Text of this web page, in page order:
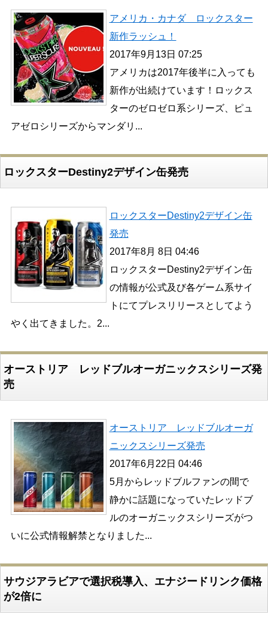
アメリカ・カナダ ロックスター
新作ラッシュ！
2017年9月13日 07:25
アメリカは2017年後半に入っても
新作が出続けています！ロックス
ターのゼロゼロ系シリーズ、ピュ
アゼロシリーズからマンダリ...
ロックスターDestiny2デザイン缶発売
ロックスターDestiny2デザイン缶
発売
2017年8月 8日 04:46
ロックスターDestiny2デザイン缶
の情報が公式及び各ゲーム系サイ
トにてプレスリリースとしてよう
やく出てきました。2...
オーストリア レッドブルオーガニックスシリーズ発
売
オーストリア レッドブルオーガ
ニックスシリーズ発売
2017年6月22日 04:46
5月からレッドブルファンの間で
静かに話題になっていたレッドブ
ルのオーガニックスシリーズがつ
いに公式情報解禁となりました...
サウジアラビアで選択税導入、エナジードリンク価格
が2倍に